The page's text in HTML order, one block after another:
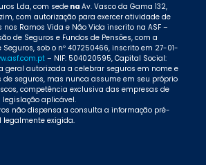
Lda, com sede na Av. Vasco da Gama 132,
com autorização para exercer atividade de
Ramos Vida e Não Vida inscrito na ASF –
de Seguros e Fundos de Pensões, com a
sob o nº 407250466, inscrito em 27-01-
– NIF: 504020595, Capital Social:
geral autorizada a celebrar seguros em nome e
de seguros, mas nunca assume em seu próprio
competência exclusiva das empresas de
legislação aplicável.
não dispensa a consulta a informação pré-
exigida.